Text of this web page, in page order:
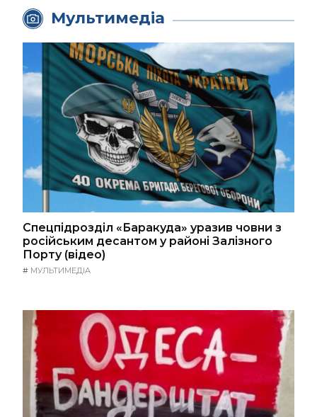
Мультимедіа
Спецпідрозділ «Баракуда» уразив човни з
російським десантом у районі Залізного
Порту (відео)
# МУЛЬТИМЕДІА